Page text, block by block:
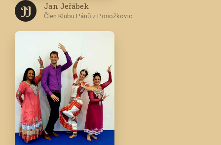
J J Jan Jeřábek
Člen Klubu Pánů z Ponožkovic